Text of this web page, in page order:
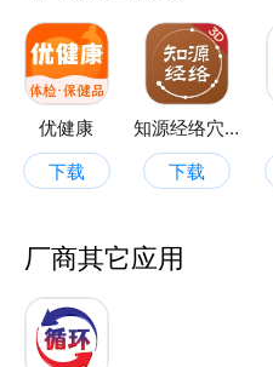
优健康
下载
知源经络穴位
下载
厂商其它应用